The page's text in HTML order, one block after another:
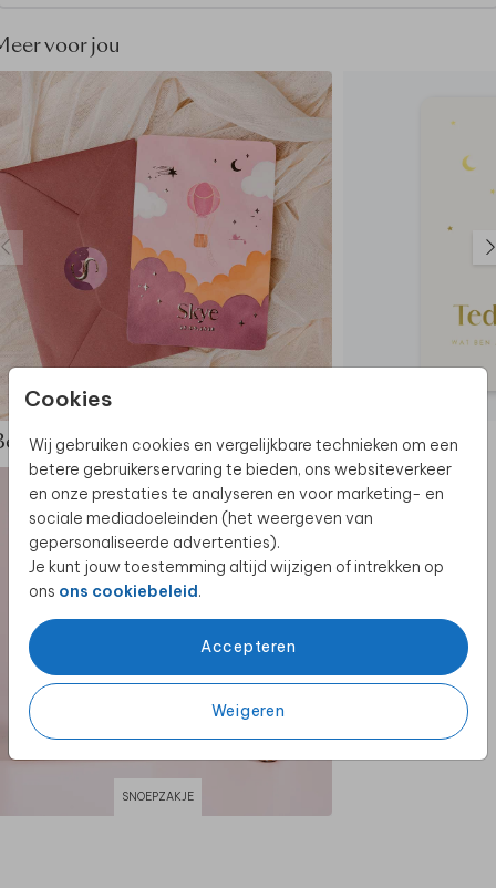
Cookies
Wij gebruiken cookies en vergelijkbare technieken om een
betere gebruikerservaring te bieden, ons websiteverkeer
en onze prestaties te analyseren en voor marketing- en
sociale mediadoeleinden (het weergeven van
gepersonaliseerde advertenties).
Je kunt jouw toestemming altijd wijzigen of intrekken op
ons ons cookiebeleid.
Accepteren
Weigeren
voor jou
de complete set
SNOEPZAKJE